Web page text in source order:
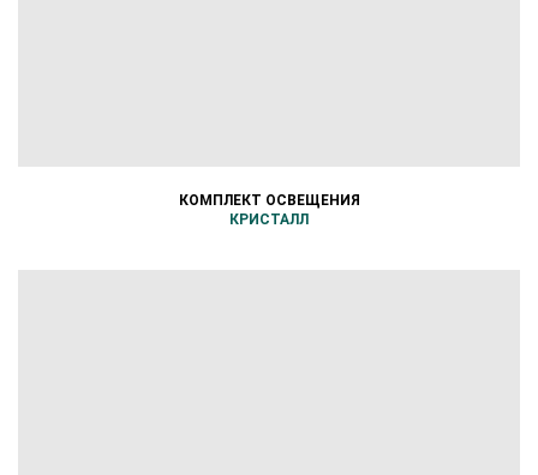
КОМПЛЕКТ ОСВЕЩЕНИЯ
КРИСТАЛЛ